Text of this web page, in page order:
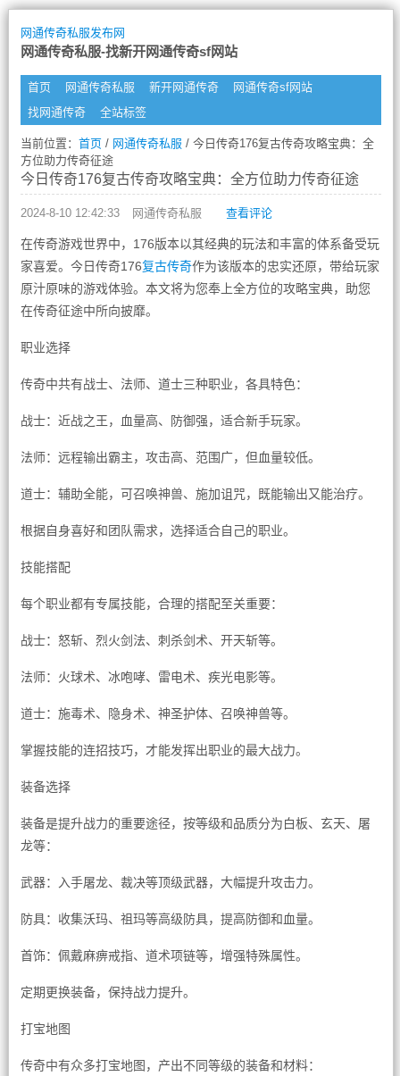
网通传奇私服发布网
网通传奇私服-找新开网通传奇sf网站
首页 网通传奇私服 新开网通传奇
网通传奇sf网站
找网通传奇
全站标签
当前位置： 首页/ 网通传奇私服 / 今日传奇176复古传奇攻略宝典：全
方位助力传奇征途
今日传奇176复古传奇攻略宝典：全方位助力传奇征途
2024-8-10 12:42:33 网通传奇私服 查看评论
在传奇游戏世界中，176版本以其经典的玩法和丰富的体系备受玩
家喜爱。今日传奇176复古传奇作为该版本的忠实还原，带给玩家
原汁原味的游戏体验。本文将为您奉上全方位的攻略宝典，助您
在传奇征途中所向披靡。
职业选择
传奇中共有战士、法师、道士三种职业，各具特色：
战士：近战之王，血量高、防御强，适合新手玩家。
法师：远程输出霸主，攻击高、范围广，但血量较低。
道士：辅助全能，可召唤神兽、施加诅咒，既能输出又能治疗。
根据自身喜好和团队需求，选择适合自己的职业。
技能搭配
每个职业都有专属技能，合理的搭配至关重要：
战士：怒斩、烈火剑法、刺杀剑术、开天斩等。
法师：火球术、冰咆哮、雷电术、疾光电影等。
道士：施毒术、隐身术、神圣护体、召唤神兽等。
掌握技能的连招技巧，才能发挥出职业的最大战力。
装备选择
装备是提升战力的重要途径，按等级和品质分为白板、玄天、屠
龙等：
武器：入手屠龙、裁决等顶级武器，大幅提升攻击力。
防具：收集沃玛、祖玛等高级防具，提高防御和血量。
首饰：佩戴麻痹戒指、道术项链等，增强特殊属性。
定期更换装备，保持战力提升。
打宝地图
传奇中有众多打宝地图，产出不同等级的装备和材料：